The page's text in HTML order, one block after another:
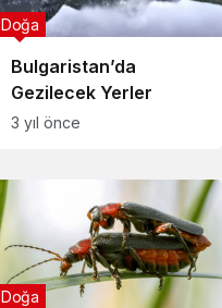
Bulgaristan’da
Gezilecek Yerler
Doğa
3 yıl önce
Doğa